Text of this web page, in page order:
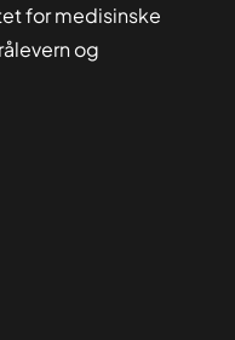
for medisinske
og